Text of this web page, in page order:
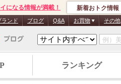
になる情報が満載！ 新着おトク情報
ランド ブログ Q&A お買物 その他
ランキング